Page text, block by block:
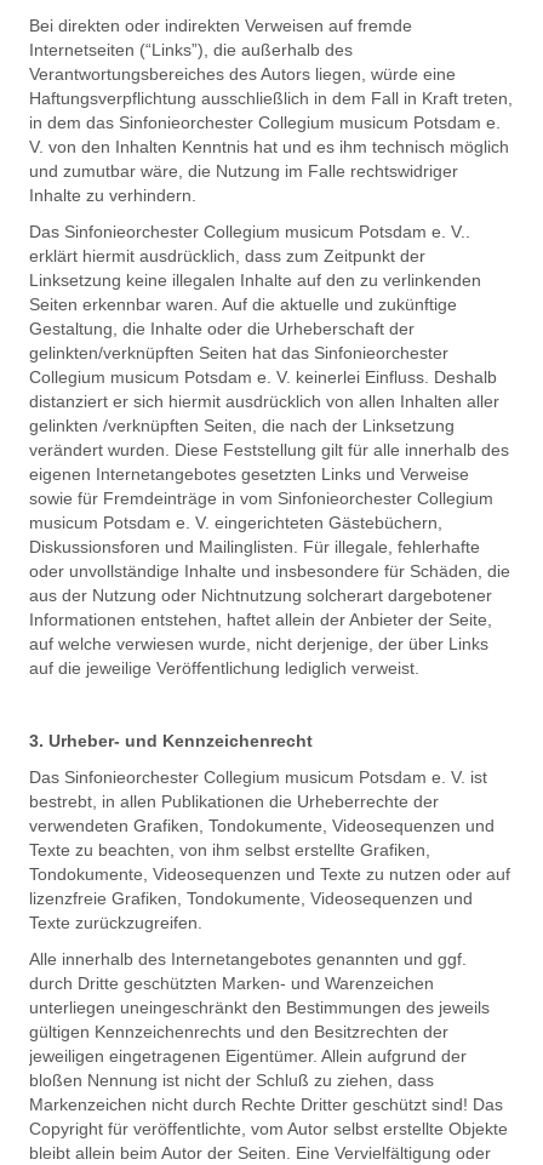
Bei direkten oder indirekten Verweisen auf fremde
Internetseiten (“Links”), die außerhalb des
Verantwortungsbereiches des Autors liegen, würde eine
Haftungsverpflichtung ausschließlich in dem Fall in Kraft treten,
in dem das Sinfonieorchester Collegium musicum Potsdam e.
V. von den Inhalten Kenntnis hat und es ihm technisch möglich
und zumutbar wäre, die Nutzung im Falle rechtswidriger
Inhalte zu verhindern.
Das Sinfonieorchester Collegium musicum Potsdam e. V..
erklärt hiermit ausdrücklich, dass zum Zeitpunkt der
Linksetzung keine illegalen Inhalte auf den zu verlinkenden
Seiten erkennbar waren. Auf die aktuelle und zukünftige
Gestaltung, die Inhalte oder die Urheberschaft der
gelinkten/verknüpften Seiten hat das Sinfonieorchester
Collegium musicum Potsdam e. V. keinerlei Einfluss. Deshalb
distanziert er sich hiermit ausdrücklich von allen Inhalten aller
gelinkten /verknüpften Seiten, die nach der Linksetzung
verändert wurden. Diese Feststellung gilt für alle innerhalb des
eigenen Internetangebotes gesetzten Links und Verweise
sowie für Fremdeinträge in vom Sinfonieorchester Collegium
musicum Potsdam e. V. eingerichteten Gästebüchern,
Diskussionsforen und Mailinglisten. Für illegale, fehlerhafte
oder unvollständige Inhalte und insbesondere für Schäden, die
aus der Nutzung oder Nichtnutzung solcherart dargebotener
Informationen entstehen, haftet allein der Anbieter der Seite,
auf welche verwiesen wurde, nicht derjenige, der über Links
auf die jeweilige Veröffentlichung lediglich verweist.
3. Urheber- und Kennzeichenrecht
Das Sinfonieorchester Collegium musicum Potsdam e. V. ist
bestrebt, in allen Publikationen die Urheberrechte der
verwendeten Grafiken, Tondokumente, Videosequenzen und
Texte zu beachten, von ihm selbst erstellte Grafiken,
Tondokumente, Videosequenzen und Texte zu nutzen oder auf
lizenzfreie Grafiken, Tondokumente, Videosequenzen und
Texte zurückzugreifen.
Alle innerhalb des Internetangebotes genannten und ggf.
durch Dritte geschützten Marken- und Warenzeichen
unterliegen uneingeschränkt den Bestimmungen des jeweils
gültigen Kennzeichenrechts und den Besitzrechten der
jeweiligen eingetragenen Eigentümer. Allein aufgrund der
bloßen Nennung ist nicht der Schluß zu ziehen, dass
Markenzeichen nicht durch Rechte Dritter geschützt sind! Das
Copyright für veröffentlichte, vom Autor selbst erstellte Objekte
bleibt allein beim Autor der Seiten. Eine Vervielfältigung oder